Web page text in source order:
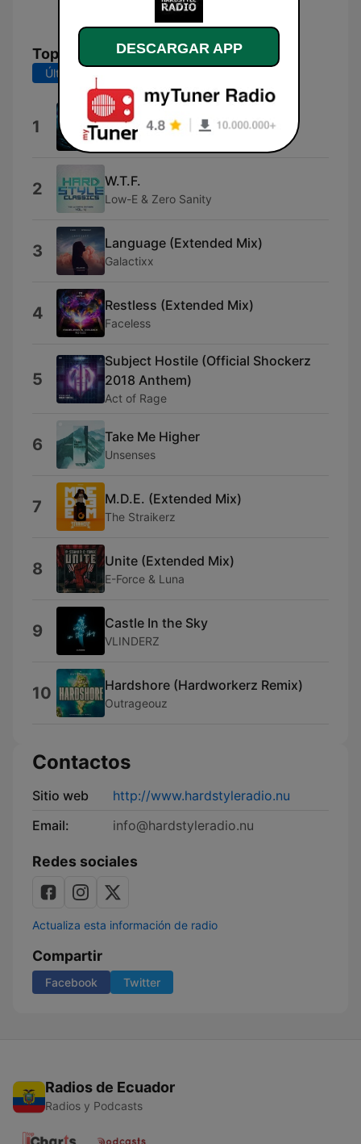
Rawstyle!
Top Canciones
Últimos 7 días
1 Rainbow (Extended Mix)
LNY TNZ
2 W.T.F.
Low-E & Zero Sanity
3 Language (Extended Mix)
Galactixx
4 Restless (Extended Mix)
Faceless
5
Subject Hostile (Official Shockerz
2018 Anthem)
Act of Rage
6 Take Me Higher
Unsenses
7 M.D.E. (Extended Mix)
The Straikerz
8 Unite (Extended Mix)
E-Force & Luna
9 Castle In the Sky
VLINDERZ
10 Hardshore (Hardworkerz Remix)
Outrageouz
Contactos
Sitio web
http://www.hardstyleradio.nu
Email:
info@hardstyleradio.nu
Redes sociales
Actualiza esta información de radio
Compartir
Facebook Twitter
Radios de Ecuador
Radios y Podcasts
DESCARGAR APP